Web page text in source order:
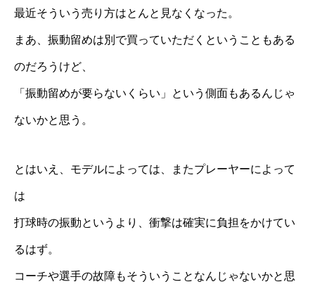
最近そういう売り方はとんと見なくなった。
まあ、振動留めは別で買っていただくということもある
のだろうけど、
「振動留めが要らないくらい」という側面もあるんじゃ
ないかと思う。
とはいえ、モデルによっては、またプレーヤーによって
は
打球時の振動というより、衝撃は確実に負担をかけてい
るはず。
コーチや選手の故障もそういうことなんじゃないかと思